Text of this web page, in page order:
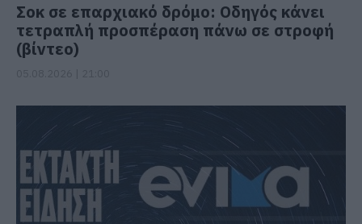
Σοκ σε επαρχιακό δρόμο: Οδηγός κάνει
τετραπλή προσπέραση πάνω σε στροφή
(βίντεο)